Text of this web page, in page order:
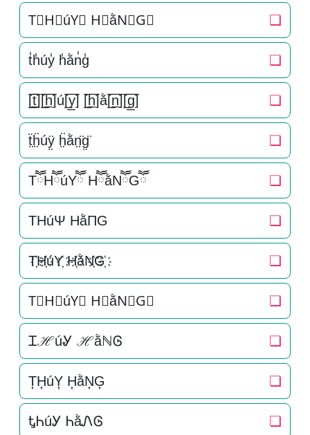
T⃣H⃣úY⃣ H⃣ằN⃣G⃣ ❏
t̾h̾úy̾ h̾ằn̾g̾ ❏
[̲̅t̲̅][̲̅h̲̅]ú[̲̅y̲̅] [̲̅h̲̅]ằ[̲̅n̲̅][̲̅g̲̅] ❏
ẗ̤ḧ̤úÿ̤ ḧ̤ằn̤̈g̤̈ ❏
TཽHཽúYཽ HཽằNཽGཽ ❏
THúΨ HằΠG ❏
T҉H҉úY҉ H҉ằN҉G҉ ❏
T⃜H⃜úY⃜ H⃜ằN⃜G⃜ ❏
ᏆℋúᎽ ℋằℕᎶ ❏
T͎H͎úY͎ H͎ằN͎G͎ ❏
ᎿᏂúᎩ ᏂằᏁᎶ ❏